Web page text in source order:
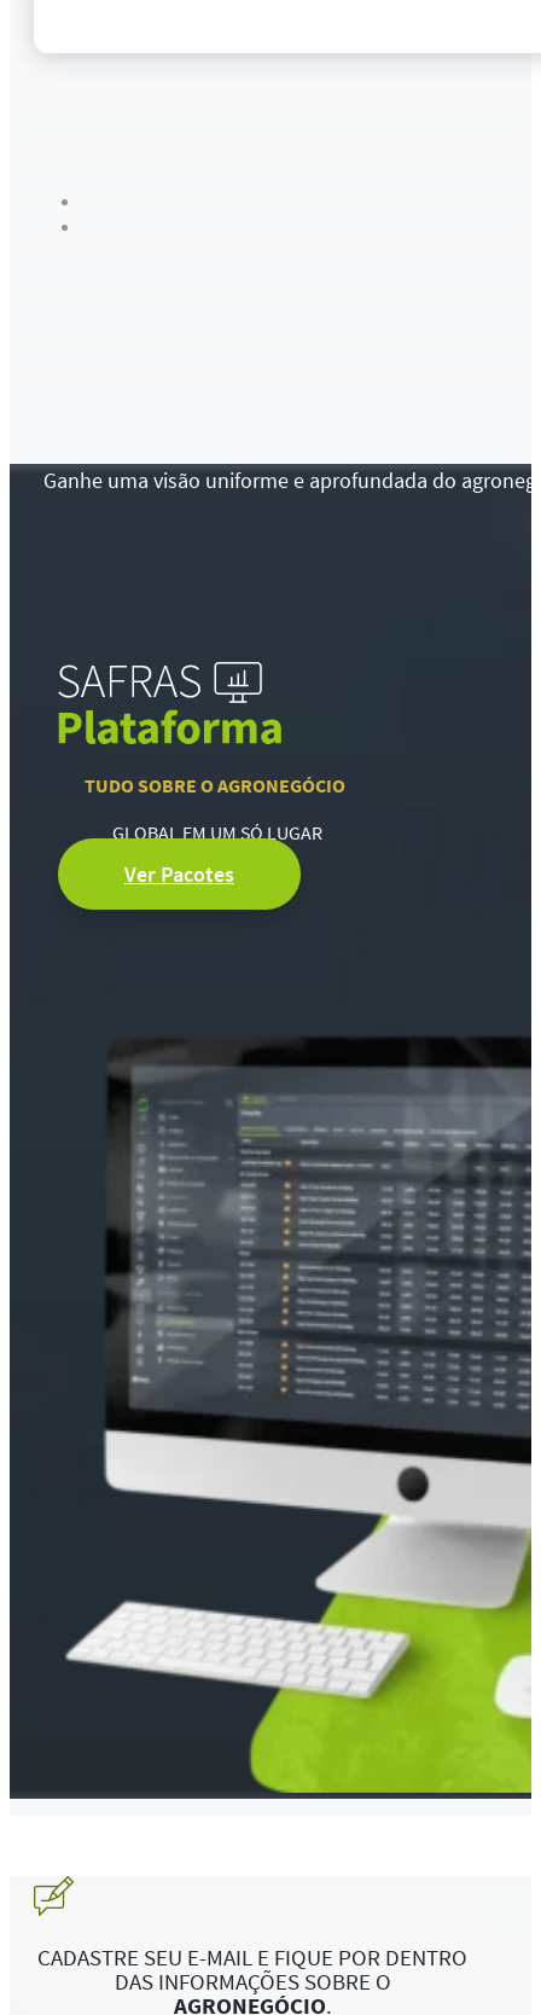
Ganhe uma visão uniforme e aprofundada do
TUDO SOBRE O AGRONEGÓCIO
GLOBAL EM UM SÓ LUGAR
Ver Pacotes
CADASTRE SEU E-MAIL E FIQUE POR DENTRO
DAS INFORMAÇÕES SOBRE O
AGRONEGÓCIO.